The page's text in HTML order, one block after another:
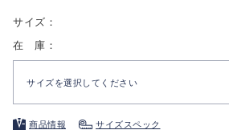
サイズ：
在 庫：
サイズを選択してください
商品情報 サイズスペック